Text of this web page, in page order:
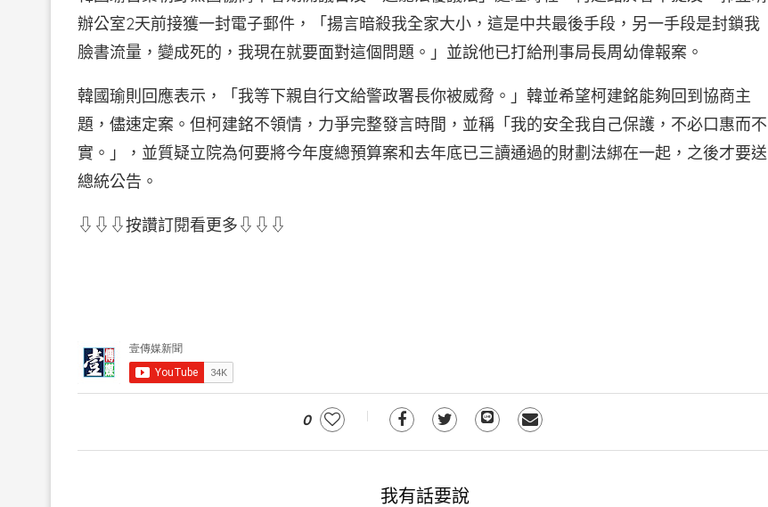
辦公室2天前接獲一封電子郵件，「揚言暗殺我全家大小，這是中共最後手段，另一手段是封鎖我
臉書流量，變成死的，我現在就要面對這個問題。」並說他已打給刑事局長周幼偉報案。
韓國瑜則回應表示，「我等下親自行文給警政署長你被威脅。」韓並希望柯建銘能夠回到協商主
題，儘速定案。但柯建銘不領情，力爭完整發言時間，並稱「我的安全我自己保護，不必口惠而不
實。」，並質疑立院為何要將今年度總預算案和去年底已三讀通過的財劃法綁在一起，之後才要送
總統公告。
⇩⇩⇩按讚訂閱看更多⇩⇩⇩
0
我有話要說